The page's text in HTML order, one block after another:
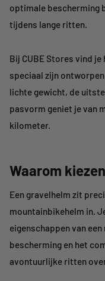
optimale bescherming
tijdens lange ritten.
Bij CUBE Stores vind
speciaal zijn
lichte gewicht, de
pasvorm geniet je van
kilometer.
Waarom
Een gravelhelm zit
mountainbikehelm in.
eigenschappen van
bescherming en het
avontuurlijke ritten